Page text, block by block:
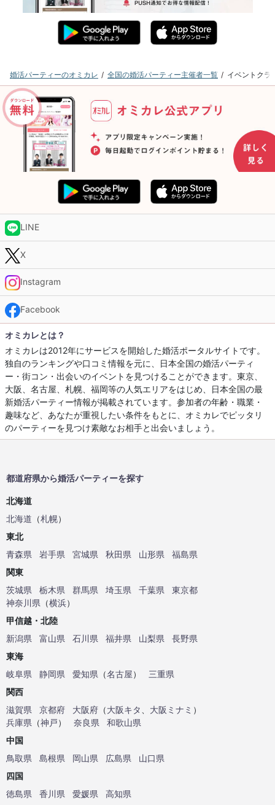
婚活パーティーのオミカレ 全国の婚活パーティー主催者一覧 イベントクラ
LINE
X
Instagram
Facebook
オミカレとは？
オミカレは2012年にサービスを開始した婚活ポータルサイトです。
独自のランキングや口コミ情報を元に、日本全国の婚活パーティ
ー・街コン・出会いのイベントを見つけることができます。東京、
大阪、名古屋、札幌、福岡等の人気エリアをはじめ、日本全国の最
新婚活パーティー情報が掲載されています。参加者の年齢・職業・
趣味など、あなたが重視したい条件をもとに、オミカレでピッタリ
のパーティーを見つけ素敵なお相手と出会いましょう。
都道府県から婚活パーティーを探す
北海道
北海道 （札幌）
東北
青森県
岩手県 宮城県 秋田県 山形県
福島県
関東
茨城県
栃木県 群馬県 埼玉県 千葉県
東京都
神奈川県 （横浜）
甲信越・北陸
新潟県
富山県 石川県 福井県 山梨県
長野県
東海
岐阜県
静岡県 愛知県 （名古屋）
三重県
関西
滋賀県
京都府 大阪府 （大阪キタ 大阪ミナミ ）
兵庫県 （神戸） 奈良県
和歌山県
中国
鳥取県
島根県 岡山県 広島県
山口県
四国
徳島県
香川県 愛媛県 高知県